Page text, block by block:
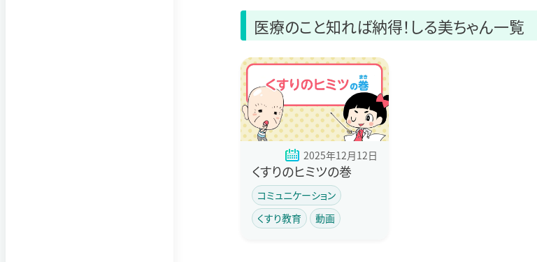
医療のこと知れば納得！しる美ちゃん一覧
2025年12月12日
くすりのヒミツの巻
コミュニケーション
くすり教育
動画